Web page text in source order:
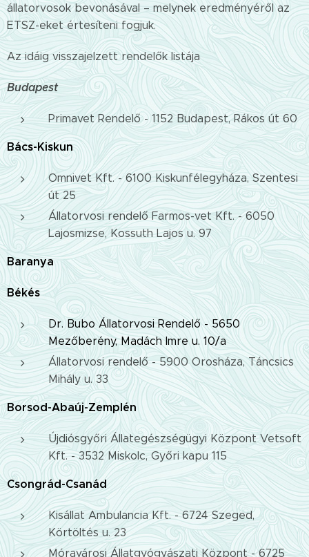
állatorvosok bevonásával – melynek eredményéről az
ETSZ-eket értesíteni fogjuk.
Az idáig visszajelzett rendelők listája
Budapest
Primavet Rendelő - 1152 Budapest, Rákos út 60
Bács-Kiskun
Omnivet Kft. - 6100 Kiskunfélegyháza, Szentesi
út 25
Állatorvosi rendelő Farmos-vet Kft. - 6050
Lajosmizse, Kossuth Lajos u. 97
Baranya
Békés
Dr. Bubo Állatorvosi Rendelő - 5650
Mezőberény, Madách Imre u. 10/a
Állatorvosi rendelő - 5900 Orosháza, Táncsics
Mihály u. 33
Borsod-Abaúj-Zemplén
Újdiósgyőri Állategészségügyi Központ Vetsoft
Kft. - 3532 Miskolc, Győri kapu 115
Csongrád-Csanád
Kisállat Ambulancia Kft. - 6724 Szeged,
Körtöltés u. 23
Móravárosi Állatgyógyászati Központ - 6725